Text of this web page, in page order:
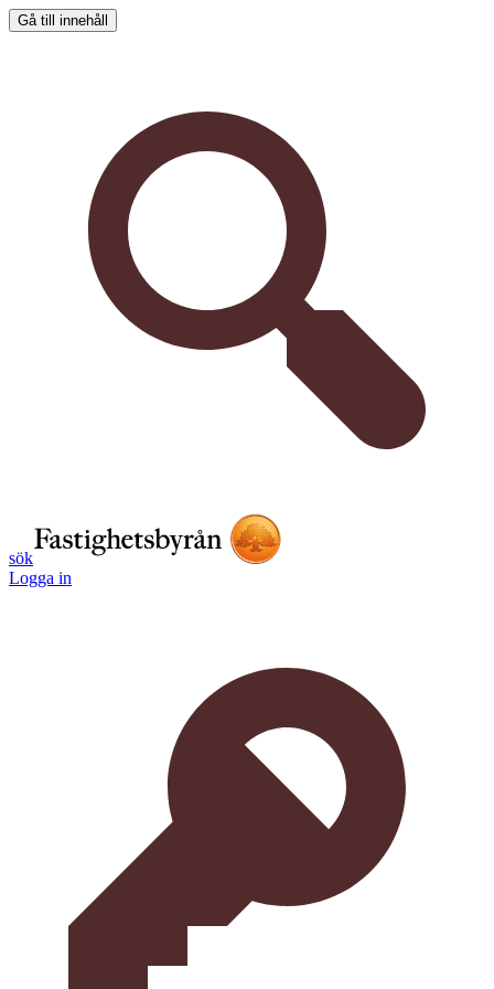
Gå till innehåll
sök
Logga in